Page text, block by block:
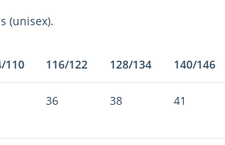
(unisex).
110 116/122 128/134 140/146
36 38 41